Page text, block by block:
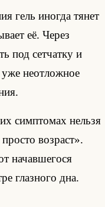
гель иногда тянет
её. Через
под сетчатку и
неотложное
симптомах нельзя
возраст».
начавшегося
глазного дна.